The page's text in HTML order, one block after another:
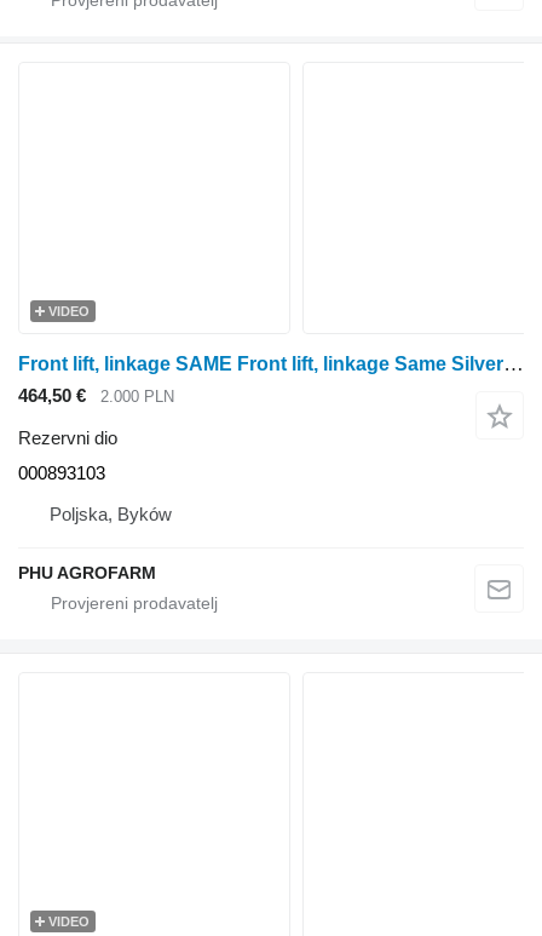
VIDEO
Front lift, linkage SAME Front lift, linkage Same Silver 110 000893103 za SAME Silver 110 traktora na kotačima
464,50 € 2.000 PLN
Rezervni dio
000893103
Poljska, Byków
PHU AGROFARM
VIDEO